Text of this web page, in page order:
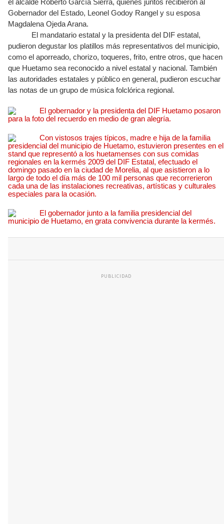
el alcalde Roberto García Sierra, quienes juntos recibieron al
Gobernador del Estado, Leonel Godoy Rangel y su esposa
Magdalena Ojeda Arana.
El mandatario estatal y la presidenta del DIF estatal,
pudieron degustar los platillos más representativos del municipio,
como el aporreado, chorizo, toqueres, frito, entre otros, que hacen
que Huetamo sea reconocido a nivel estatal y nacional. También
las autoridades estatales y público en general, pudieron escuchar
las notas de un grupo de música folclórica regional.
PUBLICIDAD